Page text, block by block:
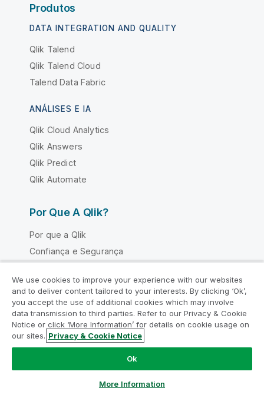
Produtos
DATA INTEGRATION AND QUALITY
Qlik Talend
Qlik Talend Cloud
Talend Data Fabric
ANÁLISES E IA
Qlik Cloud Analytics
Qlik Answers
Qlik Predict
Qlik Automate
Por Que A Qlik?
Por que a Qlik
Confiança e Segurança
Confiança e IA
Por que a Qlik para IA
Comparar o Qlik
Parceiros de tecnologia destacados
Origens e destinos de dados
We use cookies to improve your experience with our websites
and to deliver content tailored to your interests. By clicking ‘Ok’,
you accept the use of additional cookies which may involve
data transmission to third parties. Refer to our Privacy & Cookie
Notice or click ‘More Information’ for details on cookie usage on
our sites. Privacy & Cookie Notice
Ok
More Information